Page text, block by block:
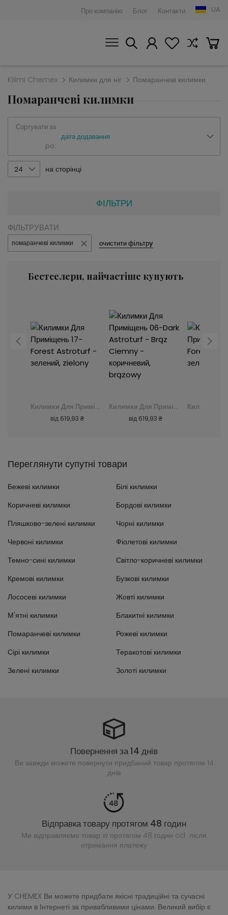
Про компанію Блог Контакти UA
Kilimi Chemex Килимки для ніг Помаранчеві килимки
Помаранчеві килимки
Сортувати за
po:
дата додавання
24 на сторінці
ФІЛЬТРИ
ФІЛЬТРУВАТИ
помаранчеві килимки очистити фільтрy
Бестселери, найчастіше купують
Килимки Для Приміщень 17-Forest Astroturf - зелений, zielony
від 619,93 ₴
Килимки Для Приміщень 06-Dark Astroturf - Brąz Ciemny - коричневий, brązowy
від 619,93 ₴
Переглянути супутні товари
Бежеві килимки
Білі килимки
Коричневі килимки
Бордові килимки
Пляшково-зелені килимки
Чорні килимки
Червоні килимки
Фіолетові килимки
Темно-сині килимки
Світло-коричневі килимки
Кремові килимки
Бузкові килимки
Лососеві килимки
Жовті килимки
М'ятні килимки
Блакитні килимки
Помаранчеві килимки
Рожеві килимки
Сірі килимки
Теракотові килимки
Зелені килимки
Золоті килимки
Повернення за 14 днів
Ви завжди можете повернути придбаний товар протягом 14
днів
Відправка товару протягом 48 годин
Ми відправляємо товар w протягом 48 годин od після
отримання платежу
У CHEMEX Ви можете придбати якісні традиційні та сучасні
килими в Інтернеті за привабливими цінами. Великий вибір є